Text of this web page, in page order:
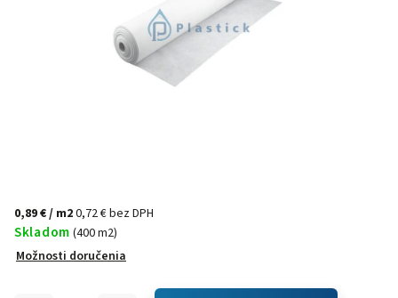
0,89 €/ m20,72 € bez DPH
Skladom (400 m2)
Možnosti doručenia